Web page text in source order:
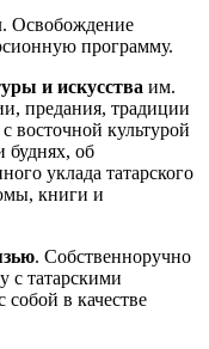
Освобождение
программу.
и искусства им.
предания, традиции
восточной культурой
буднях, об
уклада татарского
книги и
. Собственноручно
с татарскими
собой в качестве